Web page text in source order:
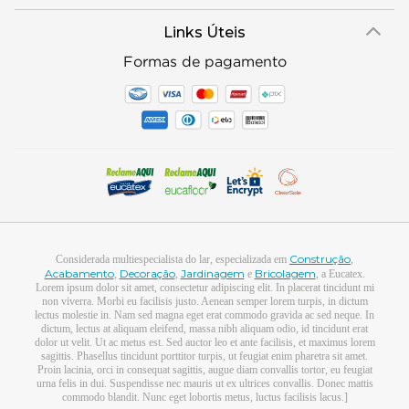
Regulamentos e Promoções
Políticas de Revenda
Onde Estamos
Reciclagem
Manejo Florestal
Links Úteis
Mapa do Site
Formas de pagamento
Considerada multiespecialista do lar, especializada em Construção,
Acabamento, Decoração, Jardinagem e Bricolagem, a Eucatex.
Lorem ipsum dolor sit amet, consectetur adipiscing elit. In placerat tincidunt mi
non viverra. Morbi eu facilisis justo. Aenean semper lorem turpis, in dictum
lectus molestie in. Nam sed magna eget erat commodo gravida ac sed neque. In
dictum, lectus at aliquam eleifend, massa nibh aliquam odio, id tincidunt erat
dolor ut velit. Ut ac metus est. Sed auctor leo et ante facilisis, et maximus lorem
sagittis. Phasellus tincidunt porttitor turpis, ut feugiat enim pharetra sit amet.
Proin lacinia, orci in consequat sagittis, augue diam convallis tortor, eu feugiat
urna felis in dui. Suspendisse nec mauris ut ex ultrices convallis. Donec mattis
commodo blandit. Nunc eget lobortis metus, luctus facilisis lacus.]